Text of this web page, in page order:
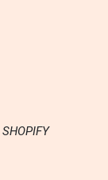
SHOPIFY